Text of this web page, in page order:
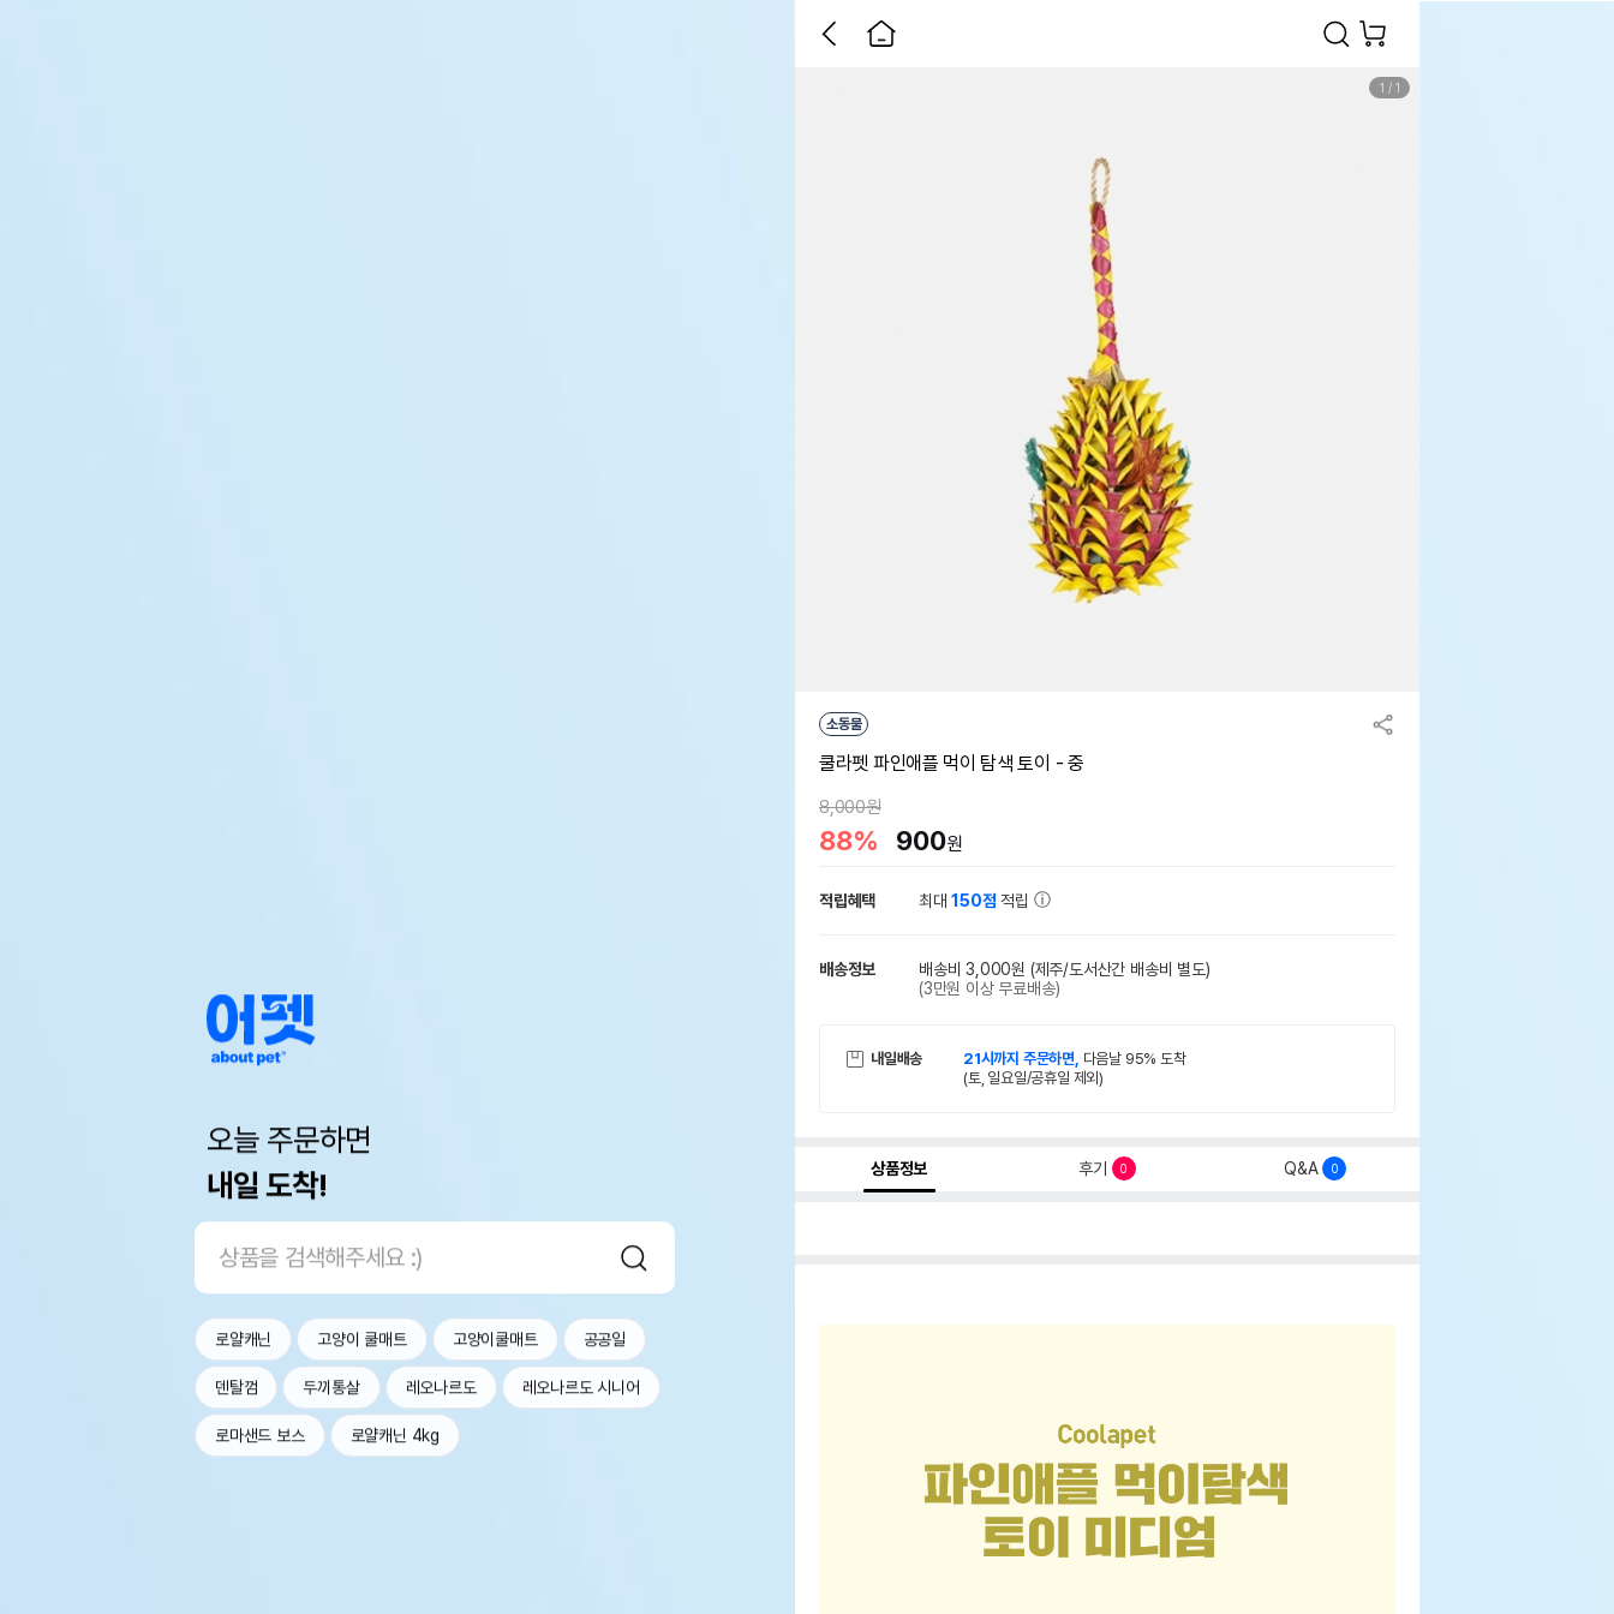
오늘 주문하면
내일 도착!
로얄캐닌 고양이 쿨매트 고양이쿨매트 공공일
덴탈껌 두끼통살 레오나르도 레오나르도 시니어
로마샌드 보스 로얄캐닌 4kg
1 / 1
소동물
쿨라펫 파인애플 먹이 탐색 토이 - 중
8,000원
88% 900원
적립혜택 최대150점 적립
배송정보 배송비 3,000원 (제주/도서산간 배송비 별도)
(3만원 이상 무료배송)
내일배송 21시까지 주문하면, 다음날 95% 도착
(토, 일요일/공휴일 제외)
상품정보 후기 0 Q&A 0